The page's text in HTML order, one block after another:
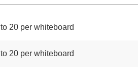
20 per whiteboard
20 per whiteboard